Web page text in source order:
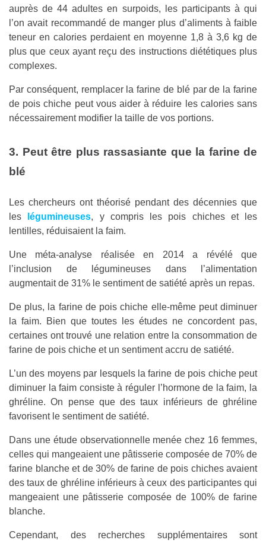
auprès de 44 adultes en surpoids, les participants à qui
l’on avait recommandé de manger plus d’aliments à faible
teneur en calories perdaient en moyenne 1,8 à 3,6 kg de
plus que ceux ayant reçu des instructions diététiques plus
complexes.
Par conséquent, remplacer la farine de blé par de la farine
de pois chiche peut vous aider à réduire les calories sans
nécessairement modifier la taille de vos portions.
3. Peut être plus rassasiante que la farine de
blé
Les chercheurs ont théorisé pendant des décennies que
les
légumineuses, y compris les pois chiches et les
lentilles, réduisaient la faim.
Une méta-analyse réalisée en 2014 a révélé que
l’inclusion de légumineuses dans l’alimentation
augmentait de 31% le sentiment de satiété après un repas.
De plus, la farine de pois chiche elle-même peut diminuer
la faim. Bien que toutes les études ne concordent pas,
certaines ont trouvé une relation entre la consommation de
farine de pois chiche et un sentiment accru de satiété.
L’un des moyens par lesquels la farine de pois chiche peut
diminuer la faim consiste à réguler l’hormone de la faim, la
ghréline. On pense que des taux inférieurs de ghréline
favorisent le sentiment de satiété.
Dans une étude observationnelle menée chez 16 femmes,
celles qui mangeaient une pâtisserie composée de 70% de
farine blanche et de 30% de farine de pois chiches avaient
des taux de ghréline inférieurs à ceux des participantes qui
mangeaient une pâtisserie composée de 100% de farine
blanche.
Cependant, des recherches supplémentaires sont